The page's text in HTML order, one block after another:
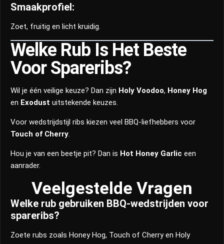
Smaakprofiel:
Zoet, fruitig en licht kruidig.
Welke Rub Is Het Beste
Voor Spareribs?
Wil je één veilige keuze? Dan zijn Holy Voodoo, Honey Hog
en Exodust uitstekende keuzes.
Voor wedstrijdstijl ribs kiezen veel BBQ-liefhebbers voor
Touch of Cherry
Hou je van een beetje pit? Dan is Hot Honey Garlic een
aanrader.
Veelgestelde Vragen
Welke rub gebruiken BBQ-wedstrijden voor
spareribs?
Zoete rubs zoals Honey Hog, Touch of Cherry en Holy